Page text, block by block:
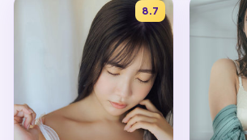
8.7